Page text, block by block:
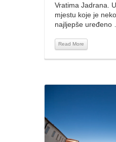
Vratima Jadrana.
mjestu koje je
najljepše uređeno
Read More